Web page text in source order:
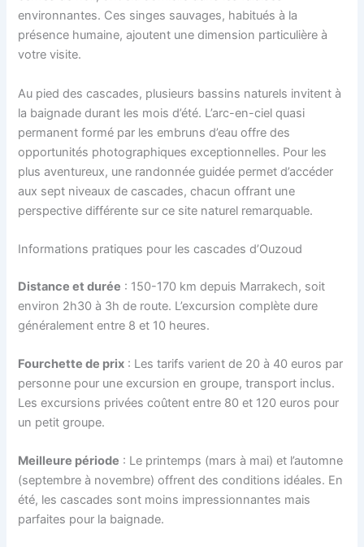
environnantes. Ces singes sauvages, habitués à la
présence humaine, ajoutent une dimension particulière à
votre visite.
Au pied des cascades, plusieurs bassins naturels invitent à
la baignade durant les mois d’été. L’arc-en-ciel quasi
permanent formé par les embruns d’eau offre des
opportunités photographiques exceptionnelles. Pour les
plus aventureux, une randonnée guidée permet d’accéder
aux sept niveaux de cascades, chacun offrant une
perspective différente sur ce site naturel remarquable.
Informations pratiques pour les cascades d’Ouzoud
Distance et durée : 150-170 km depuis Marrakech, soit
environ 2h30 à 3h de route. L’excursion complète dure
généralement entre 8 et 10 heures.
Fourchette de prix : Les tarifs varient de 20 à 40 euros par
personne pour une excursion en groupe, transport inclus.
Les excursions privées coûtent entre 80 et 120 euros pour
un petit groupe.
Meilleure période : Le printemps (mars à mai) et l’automne
(septembre à novembre) offrent des conditions idéales. En
été, les cascades sont moins impressionnantes mais
parfaites pour la baignade.